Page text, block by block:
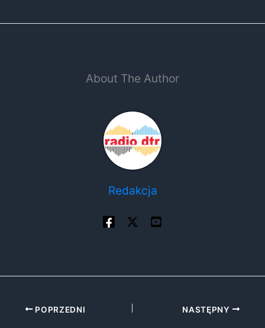
About The Author
Redakcja
POPRZEDNI NASTĘPNY